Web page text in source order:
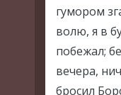
гумором
волю, я в
побежал;
вечера,
бросил